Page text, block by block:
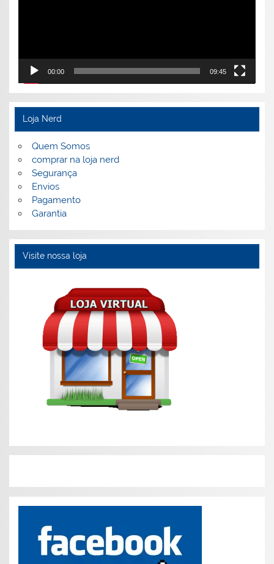
00:00 09:45
Loja Nerd
Quem Somos
comprar na loja nerd
Segurança
Envios
Pagamento
Garantia
Visite nossa loja